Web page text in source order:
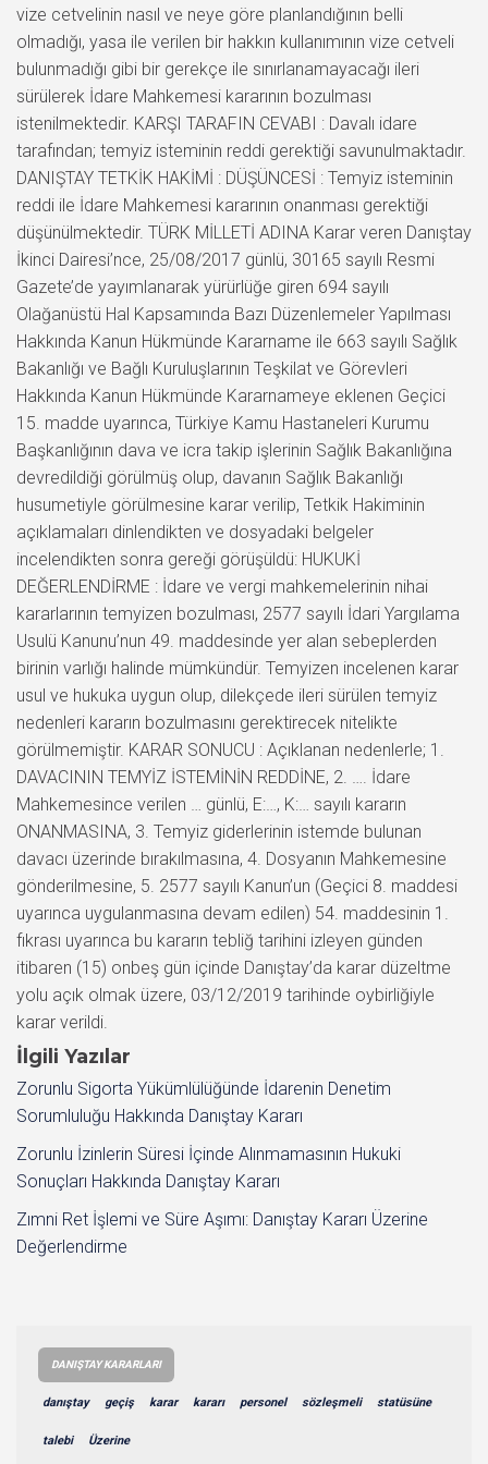
vize cetvelinin nasıl ve neye göre planlandığının belli
olmadığı, yasa ile verilen bir hakkın kullanımının vize cetveli
bulunmadığı gibi bir gerekçe ile sınırlanamayacağı ileri
sürülerek İdare Mahkemesi kararının bozulması
istenilmektedir. KARŞI TARAFIN CEVABI : Davalı idare
tarafından; temyiz isteminin reddi gerektiği savunulmaktadır.
DANIŞTAY TETKİK HAKİMİ : DÜŞÜNCESİ : Temyiz isteminin
reddi ile İdare Mahkemesi kararının onanması gerektiği
düşünülmektedir. TÜRK MİLLETİ ADINA Karar veren Danıştay
İkinci Dairesi’nce, 25/08/2017 günlü, 30165 sayılı Resmi
Gazete’de yayımlanarak yürürlüğe giren 694 sayılı
Olağanüstü Hal Kapsamında Bazı Düzenlemeler Yapılması
Hakkında Kanun Hükmünde Kararname ile 663 sayılı Sağlık
Bakanlığı ve Bağlı Kuruluşlarının Teşkilat ve Görevleri
Hakkında Kanun Hükmünde Kararnameye eklenen Geçici
15. madde uyarınca, Türkiye Kamu Hastaneleri Kurumu
Başkanlığının dava ve icra takip işlerinin Sağlık Bakanlığına
devredildiği görülmüş olup, davanın Sağlık Bakanlığı
husumetiyle görülmesine karar verilip, Tetkik Hakiminin
açıklamaları dinlendikten ve dosyadaki belgeler
incelendikten sonra gereği görüşüldü: HUKUKİ
DEĞERLENDİRME : İdare ve vergi mahkemelerinin nihai
kararlarının temyizen bozulması, 2577 sayılı İdari Yargılama
Usulü Kanunu’nun 49. maddesinde yer alan sebeplerden
birinin varlığı halinde mümkündür. Temyizen incelenen karar
usul ve hukuka uygun olup, dilekçede ileri sürülen temyiz
nedenleri kararın bozulmasını gerektirecek nitelikte
görülmemiştir. KARAR SONUCU : Açıklanan nedenlerle; 1.
DAVACININ TEMYİZ İSTEMİNİN REDDİNE, 2. …. İdare
Mahkemesince verilen … günlü, E:…, K:… sayılı kararın
ONANMASINA, 3. Temyiz giderlerinin istemde bulunan
davacı üzerinde bırakılmasına, 4. Dosyanın Mahkemesine
gönderilmesine, 5. 2577 sayılı Kanun’un (Geçici 8. maddesi
uyarınca uygulanmasına devam edilen) 54. maddesinin 1.
fıkrası uyarınca bu kararın tebliğ tarihini izleyen günden
itibaren (15) onbeş gün içinde Danıştay’da karar düzeltme
yolu açık olmak üzere, 03/12/2019 tarihinde oybirliğiyle
karar verildi.
İlgili Yazılar
Zorunlu Sigorta Yükümlülüğünde İdarenin Denetim
Sorumluluğu Hakkında Danıştay Kararı
Zorunlu İzinlerin Süresi İçinde Alınmamasının Hukuki
Sonuçları Hakkında Danıştay Kararı
Zımni Ret İşlemi ve Süre Aşımı: Danıştay Kararı Üzerine
Değerlendirme
DANIŞTAY KARARLARI
danıştay geçiş karar kararı personel sözleşmeli statüsüne
talebi Üzerine